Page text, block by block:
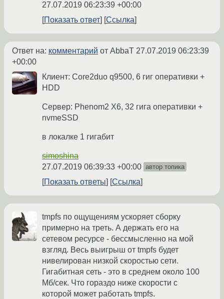
27.07.2019 06:23:39 +00:00
Показать ответ
Ссылка
Ответ на: комментарий от AbbaT 27.07.2019 06:23:39
+00:00
Клиент: Core2duo q9500, 6 гиг оперативки +
HDD
Сервер: Phenom2 X6, 32 гига оперативки +
nvmeSSD
в локалке 1 гигабит
simoshina
27.07.2019 06:39:33 +00:00 автор топика
Показать ответы Ссылка
tmpfs по ощущениям ускоряет сборку
примерно на треть. А держать его на
сетевом ресурсе - бессмысленно на мой
взгляд. Весь выигрыш от tmpfs будет
нивелирован низкой скоростью сети.
Гигабитная сеть - это в среднем около 100
Мб/сек. Что гораздо ниже скорости с
которой может работать tmpfs.